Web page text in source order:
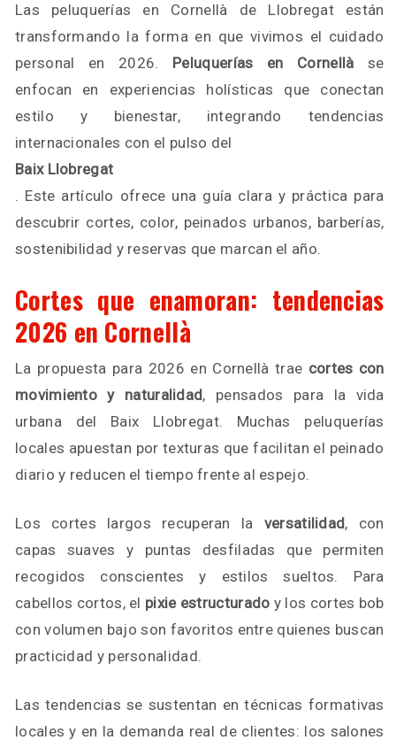
Las peluquerías en Cornellà de Llobregat están
transformando la forma en que vivimos el cuidado
personal en 2026. Peluquerías en Cornellà se
enfocan en experiencias holísticas que conectan
estilo y bienestar, integrando tendencias
internacionales con el pulso del
Baix Llobregat
. Este artículo ofrece una guía clara y práctica para
descubrir cortes, color, peinados urbanos, barberías,
sostenibilidad y reservas que marcan el año.
Cortes que enamoran: tendencias
2026 en Cornellà
La propuesta para 2026 en Cornellà trae cortes con
movimiento y naturalidad, pensados para la vida
urbana del Baix Llobregat. Muchas peluquerías
locales apuestan por texturas que facilitan el peinado
diario y reducen el tiempo frente al espejo.
Los cortes largos recuperan la versatilidad, con
capas suaves y puntas desfiladas que permiten
recogidos conscientes y estilos sueltos. Para
cabellos cortos, el pixie estructurado y los cortes bob
con volumen bajo son favoritos entre quienes buscan
practicidad y personalidad.
Las tendencias se sustentan en técnicas formativas
locales y en la demanda real de clientes: los salones